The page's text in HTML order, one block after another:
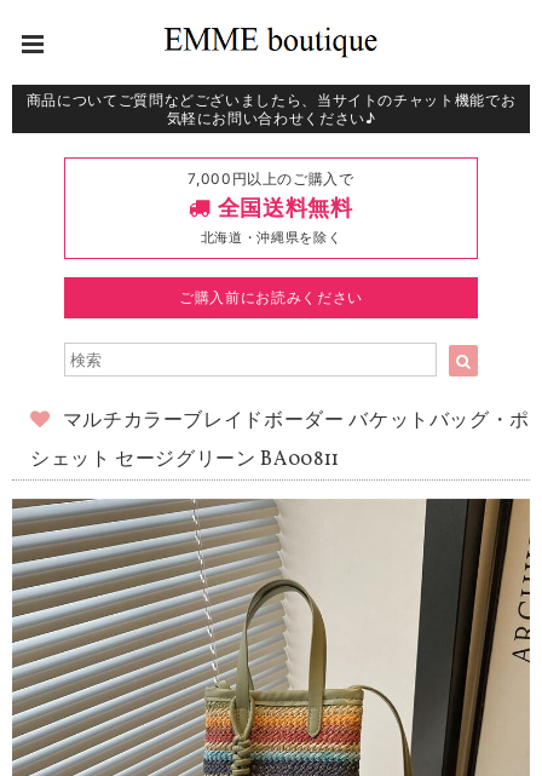
商品についてご質問などございましたら、当サイトのチャット機能でお
気軽にお問い合わせください♪
7,000円以上のご購入で
全国送料無料
北海道・沖縄県を除く
ご購入前にお読みください
マルチカラーブレイドボーダー バケットバッグ・ポ
シェット セージグリーン BA00811